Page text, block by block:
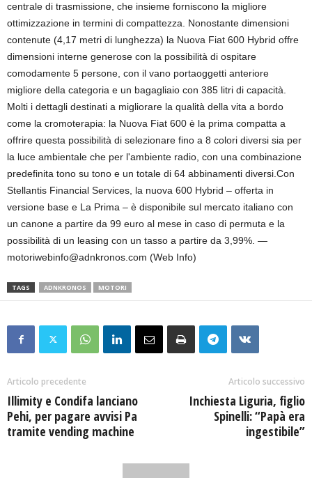
centrale di trasmissione, che insieme forniscono la migliore
ottimizzazione in termini di compattezza. Nonostante dimensioni
contenute (4,17 metri di lunghezza) la Nuova Fiat 600 Hybrid offre
dimensioni interne generose con la possibilità di ospitare
comodamente 5 persone, con il vano portaoggetti anteriore
migliore della categoria e un bagagliaio con 385 litri di capacità.
Molti i dettagli destinati a migliorare la qualità della vita a bordo
come la cromoterapia: la Nuova Fiat 600 è la prima compatta a
offrire questa possibilità di selezionare fino a 8 colori diversi sia per
la luce ambientale che per l'ambiente radio, con una combinazione
predefinita tono su tono e un totale di 64 abbinamenti diversi.Con
Stellantis Financial Services, la nuova 600 Hybrid – offerta in
versione base e La Prima – è disponibile sul mercato italiano con
un canone a partire da 99 euro al mese in caso di permuta e la
possibilità di un leasing con un tasso a partire da 3,99%. —
motoriwebinfo@adnkronos.com (Web Info)
TAGS ADNKRONOS MOTORI
Articolo precedente
Illimity e Condifa lanciano
Pehi, per pagare avvisi Pa
tramite vending machine
Articolo successivo
Inchiesta Liguria, figlio
Spinelli: “Papà era
ingestibile”